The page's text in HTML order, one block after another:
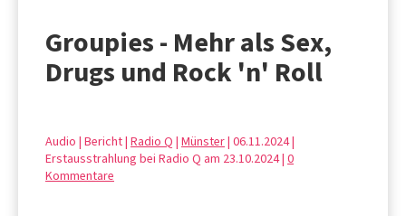
Groupies - Mehr als Sex,
Drugs und Rock 'n' Roll
Audio | Bericht | Radio Q | Münster| 06.11.2024 |
Erstausstrahlung bei Radio Q am 23.10.2024 | 0
Kommentare